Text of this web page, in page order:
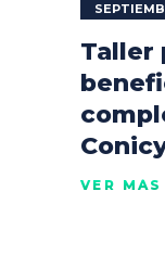
Taller
VER MÁS